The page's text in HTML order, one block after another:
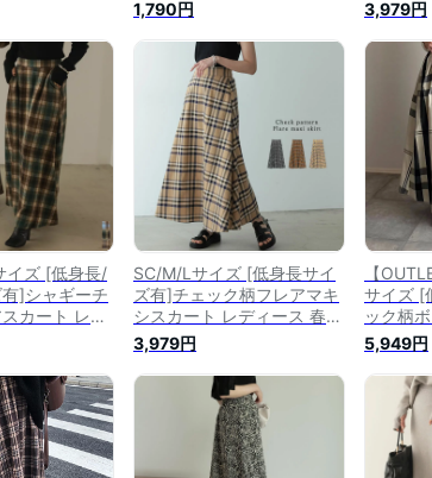
ート ロング
ート マキシ
カバー タータ
毛 低身長
スカート レディース / スカ
ート スカート フレアスカー
ト スカート ロングスカート
マキシスカート ロング丈 マ
キシ丈 チェック柄 チェック
スカート 春 夏
1,790円
ングス
ウエス
カート
3,979円
イズ [低身長/
]シャギーチ
カート レデ
スカート フ
ングスカー
ャギー 起毛
ェックスカー
SC/M/Lサイズ [低身長サイ
ズ有]チェック柄フレアマキ
シスカート レディース 春
夏 / スカート フレアスカー
ト チェック柄 ウエストバッ
クゴム ロングスカート SC
サイズ 低身長向けSサイズ
3,979円
【
サイズ [
ック柄
レディ
フレアス
ロング
スカー
5,949円